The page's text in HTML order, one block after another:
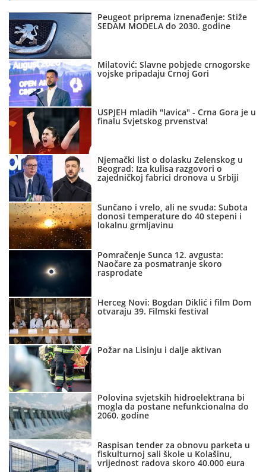
Peugeot priprema iznenađenje: Stiže
SEDAM MODELA do 2030. godine
Milatović: Slavne pobjede crnogorske
vojske pripadaju Crnoj Gori
USPJEH mladih "lavica" - Crna Gora je u
finalu Svjetskog prvenstva!
Njemački list o dolasku Zelenskog u
Beograd: Iza kulisa razgovori o
zajedničkoj fabrici dronova u Srbiji
Sunčano i vrelo, ali ne svuda: Subota
donosi temperature do 40 stepeni i
lokalnu grmljavinu
Pomračenje Sunca 12. avgusta:
Naočare za posmatranje skoro
rasprodate
Herceg Novi: Bogdan Diklić i film Dom
otvaraju 39. Filmski festival
Požar na Lisinju i dalje aktivan
Polovina svjetskih hidroelektrana bi
mogla da postane nefunkcionalna do
2060. godine
Raspisan tender za obnovu parketa u
fiskulturnoj sali škole u Kolašinu,
vrijednost radova skoro 40.000 eura